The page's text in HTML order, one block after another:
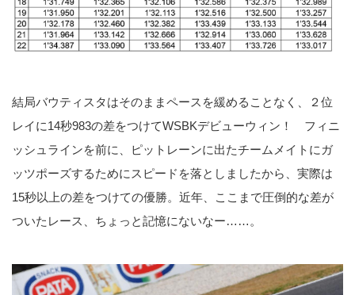
結局バウティスタはそのままペースを緩めることなく、２位
レイに14秒983の差をつけてWSBKデビューウィン！ フィニ
ッシュラインを前に、ピットレーンに出たチームメイトにガ
ッツポーズするためにスピードを落としましたから、実際は
15秒以上の差をつけての優勝。近年、ここまで圧倒的な差が
ついたレース、ちょっと記憶にないなー……。